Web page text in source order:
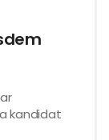
kandidat